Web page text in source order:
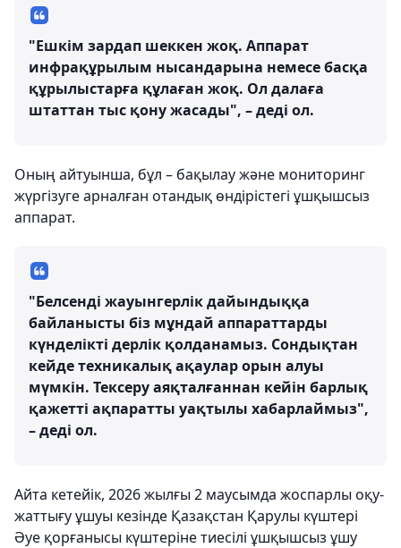
"Ешкім зардап шеккен жоқ. Аппарат
инфрақұрылым нысандарына немесе басқа
құрылыстарға құлаған жоқ. Ол далаға
штаттан тыс қону жасады", – деді ол.
Оның айтуынша, бұл – бақылау және мониторинг
жүргізуге арналған отандық өндірістегі ұшқышсыз
аппарат.
"Белсенді жауынгерлік дайындыққа
байланысты біз мұндай аппараттарды
күнделікті дерлік қолданамыз. Сондықтан
кейде техникалық ақаулар орын алуы
мүмкін. Тексеру аяқталғаннан кейін барлық
қажетті ақпаратты уақтылы хабарлаймыз",
– деді ол.
Айта кетейік, 2026 жылғы 2 маусымда жоспарлы оқу-
жаттығу ұшуы кезінде Қазақстан Қарулы күштері
Әуе қорғанысы күштеріне тиесілі ұшқышсыз ұшу